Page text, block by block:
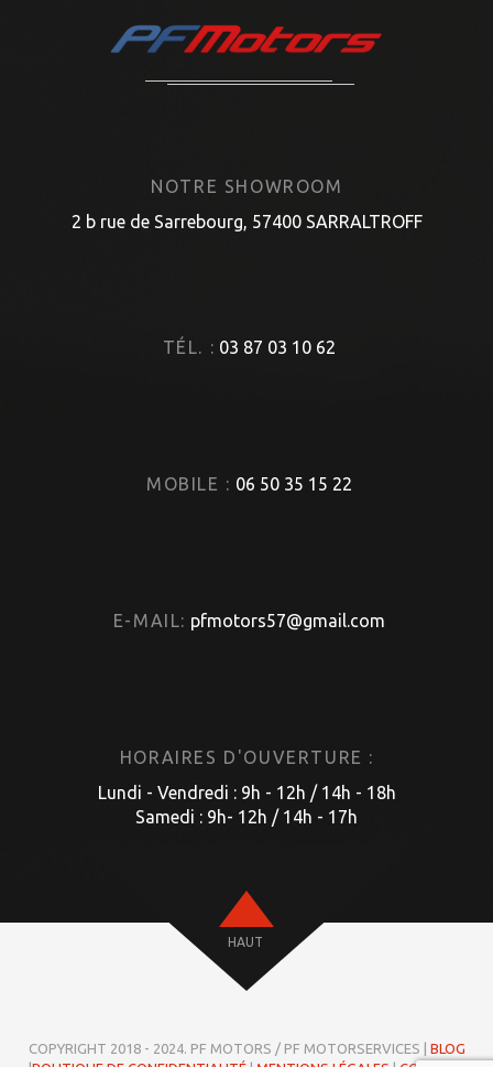
NOTRE SHOWROOM
2 b rue de Sarrebourg, 57400 SARRALTROFF
TÉL. : 03 87 03 10 62
MOBILE : 06 50 35 15 22
E-MAIL: pfmotors57@gmail.com
HORAIRES D'OUVERTURE :
Lundi - Vendredi : 9h - 12h / 14h - 18h
Samedi : 9h- 12h / 14h - 17h
HAUT
COPYRIGHT 2018 - 2024. PF MOTORS / PF MOTORSERVICES | BLOG